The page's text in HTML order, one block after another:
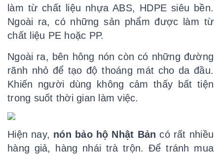
làm từ chất liệu nhựa ABS, HDPE siêu bền.
Ngoài ra, có những sản phẩm được làm từ
chất liệu PE hoặc PP.
Ngoài ra, bên hông nón còn có những đường
rãnh nhỏ để tạo độ thoáng mát cho da đầu.
Khiến người dùng không cảm thấy bất tiện
trong suốt thời gian làm việc.
Hiện nay, nón bảo hộ N hật Bản có rất nhiều
hàng giả, hàng nhái trà trộn. Để tránh mua